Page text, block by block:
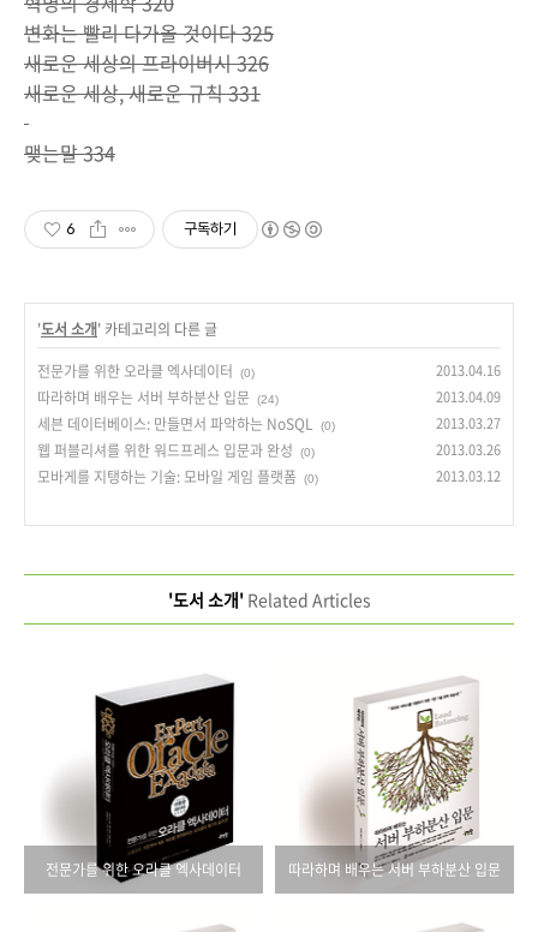
변화는 빨리 다가올 것이다 325
새로운 세상의 프라이버시 326
새로운 세상, 새로운 규칙 331
맺는말 334
6 구독하기
'도서 소개' 카테고리의 다른 글
전문가를 위한 오라클 엑사데이터
(0) 2013.04.16
따라하며 배우는 서버 부하분산 입문 (24) 2013.04.09
세븐 데이터베이스: 만들면서 파악하는 NoSQL (0) 2013.03.27
웹 퍼블리셔를 위한 워드프레스 입문과 완성 (0) 2013.03.26
모바게를 지탱하는 기술: 모바일 게임 플랫폼 (0) 2013.03.12
'도서 소개'Related Articles
전문가를 위한 오라클 엑사데이터 따라하며 배우는 서버 부하분산 입문